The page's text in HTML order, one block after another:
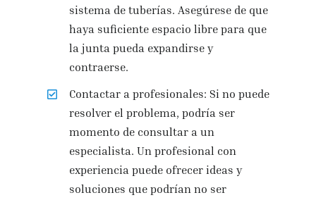
sistema de tuberías. Asegúrese de que
haya suficiente espacio libre para que
la junta pueda expandirse y
contraerse.
Contactar a profesionales: Si no puede
resolver el problema, podría ser
momento de consultar a un
especialista. Un profesional con
experiencia puede ofrecer ideas y
soluciones que podrían no ser